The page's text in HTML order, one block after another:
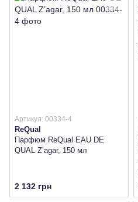
Артикул: 00334-4
ReQual
Парфюм ReQual EAU DE
QUAL Z’agar, 150 мл
2 132 грн